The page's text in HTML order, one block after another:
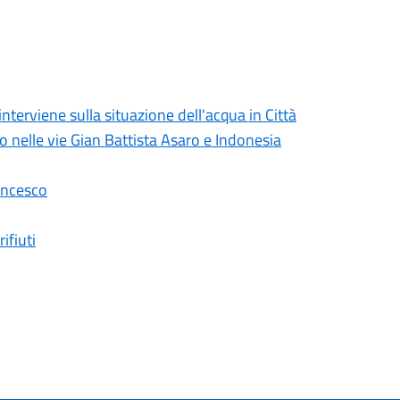
sulla situazione dell'acqua in Città
vie Gian Battista Asaro e Indonesia